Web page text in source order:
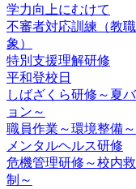
学力向上にむけて
不審者対応訓練（教
象）
特別支援理解研修
平和登校日
しばざくら研修～夏
ョン～
職員作業～環境整備～
メンタルヘルス研修
危機管理研修～校内
制～